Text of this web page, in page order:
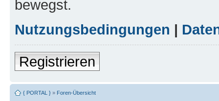
bewegst.
Nutzungsbedingungen |
Registrieren
{ PORTAL } » Foren-Übersicht